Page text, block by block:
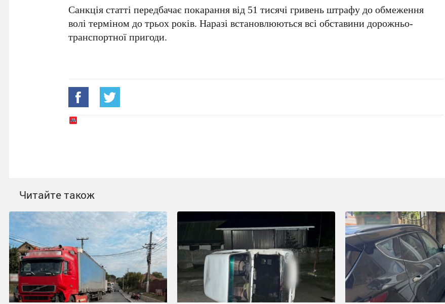
Санкція статті передбачає покарання від 51 тисячі гривеньштрафу до обмеження
волі терміном дотрьох років. Наразі встановлюються всі обставини дорожньо-
транспортної пригоди.
Читайте також